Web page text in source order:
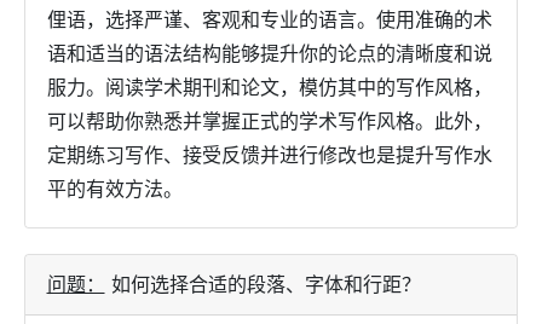
俚语，选择严谨、客观和专业的语言。使用准确的术
语和适当的语法结构能够提升你的论点的清晰度和说
服力。阅读学术期刊和论文，模仿其中的写作风格，
可以帮助你熟悉并掌握正式的学术写作风格。此外，
定期练习写作、接受反馈并进行修改也是提升写作水
平的有效方法。
问题： 如何选择合适的段落、字体和行距？